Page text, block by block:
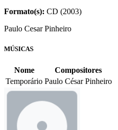
Formato(s): CD (2003)
Paulo Cesar Pinheiro
MÚSICAS
Nome
Compositores
Temporário Paulo César Pinheiro